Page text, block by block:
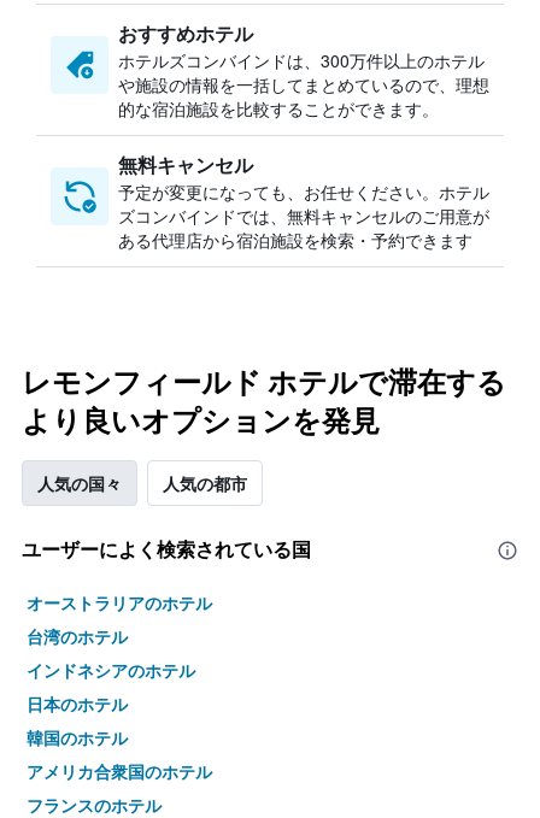
おすすめホテル
ホテルズコンバインドは、300万件以上のホテル
や施設の情報を一括してまとめているので、理想
的な宿泊施設を比較することができます。
無料キャンセル
予定が変更になっても、お任せください。ホテル
ズコンバインドでは、無料キャンセルのご用意が
ある代理店から宿泊施設を検索・予約できます
レモンフィールド ホテルで滞在する
より良いオプションを発見
人気の国々 人気の都市
ユーザーによく検索されている国
オーストラリアのホテル
台湾のホテル
インドネシアのホテル
日本のホテル
韓国のホテル
アメリカ合衆国のホテル
フランスのホテル